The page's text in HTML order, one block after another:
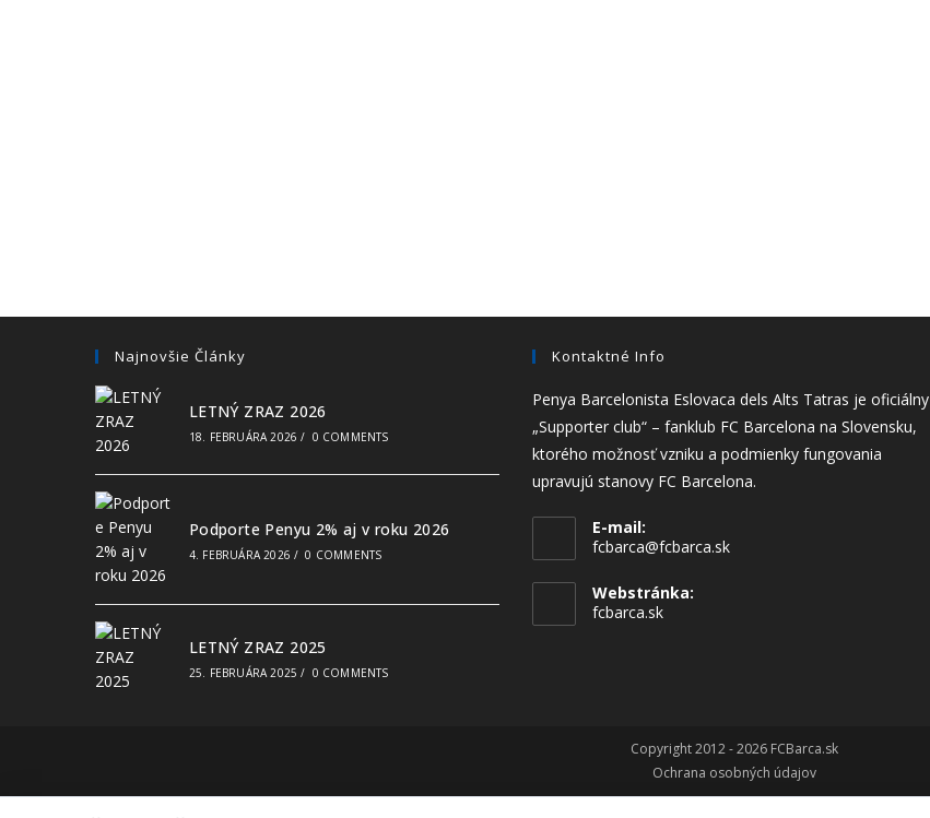
Najnovšie Články
LETNÝ ZRAZ 2026
18. FEBRUÁRA 2026 / 0 COMMENTS
Podporte Penyu 2% aj v roku 2026
4. FEBRUÁRA 2026 / 0 COMMENTS
LETNÝ ZRAZ 2025
25. FEBRUÁRA 2025 / 0 COMMENTS
Kontaktné Info
Penya Barcelonista Eslovaca dels Alts Tatras je oficiálny
„Supporter club“ – fanklub FC Barcelona na Slovensku,
ktorého možnosť vzniku a podmienky fungovania
upravujú stanovy FC Barcelona.
E-mail:
fcbarca@fcbarca.sk
Webstránka:
fcbarca.sk
Copyright 2012 - 2026 FCBarca.sk
Ochrana osobných údajov